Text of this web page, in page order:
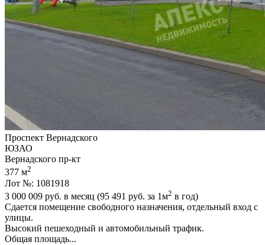
Проспект Вернадского
ЮЗАО
Вернадского пр-кт
377 м2
Лот №: 1081918
3 000 009 руб. в месяц (95 491 руб. за 1м2 в год)
Сдается помещение свободного назначения,­ отдельный вход с
улицы.
Высокий пешеходный и автомобильный трафик.
Общая площадь...